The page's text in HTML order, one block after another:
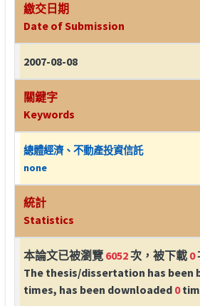
繳交日期
Date of Submission
2007-08-08
關鍵字
Keywords
總體經濟、不動產投資信託
none
統計
Statistics
本論文已被瀏覽 6052次，被下載 0
The thesis/dissertation has been
times, has been downloaded 0